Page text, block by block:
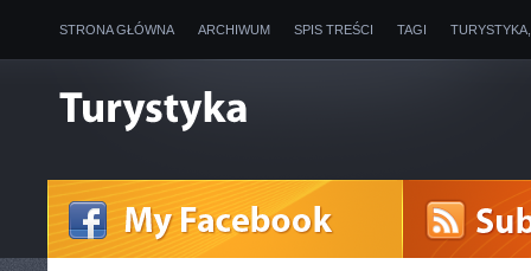
STRONA GŁÓWNA ARCHIWUM SPIS TREŚCI TAGI